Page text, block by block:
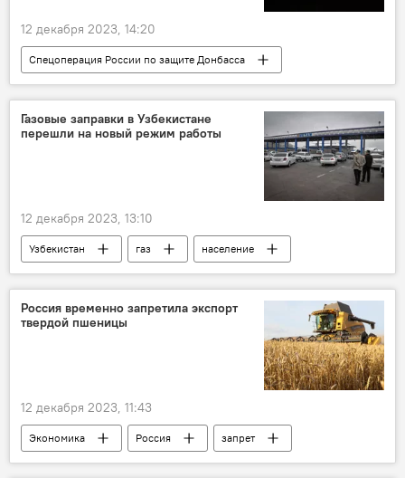
12 декабря 2023, 14:20
Спецоперация России по защите Донбасса
спецоперация
Россия
Украина
Вооруженные силы В мире
Газовые заправки в Узбекистане
перешли на новый режим работы
12 декабря 2023, 13:10
Узбекистан газ
население
автозаправка
режим работы
Россия временно запретила экспорт
твердой пшеницы
12 декабря 2023, 11:43
Экономика Россия
запрет
Экспорт
пшеница